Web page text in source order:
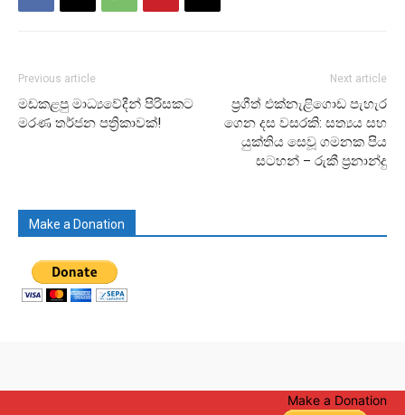
Previous article
මඩකළපු මාධ්‍යවේදීන් පිරිසකට
මරණ තර්ජන පත්‍රිකාවක්!
Next article
ප්‍රගීත් එක්නැළිගොඩ පැහැර
ගෙන දස වසරකි: සත්‍යය සහ
යුක්තිය සෙවූ ගමනක පිය
සටහන් – රුකී ප්‍රනාන්දු
Make a Donation
Make a Donation